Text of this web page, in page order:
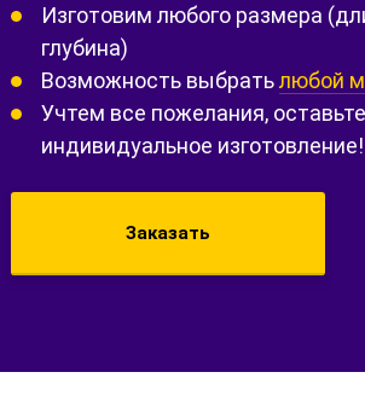
Изготовим любого размера
глубина)
Возможность выбратьлюбой
Учтем все пожелания,
индивидуальное изготовление!
Заказать